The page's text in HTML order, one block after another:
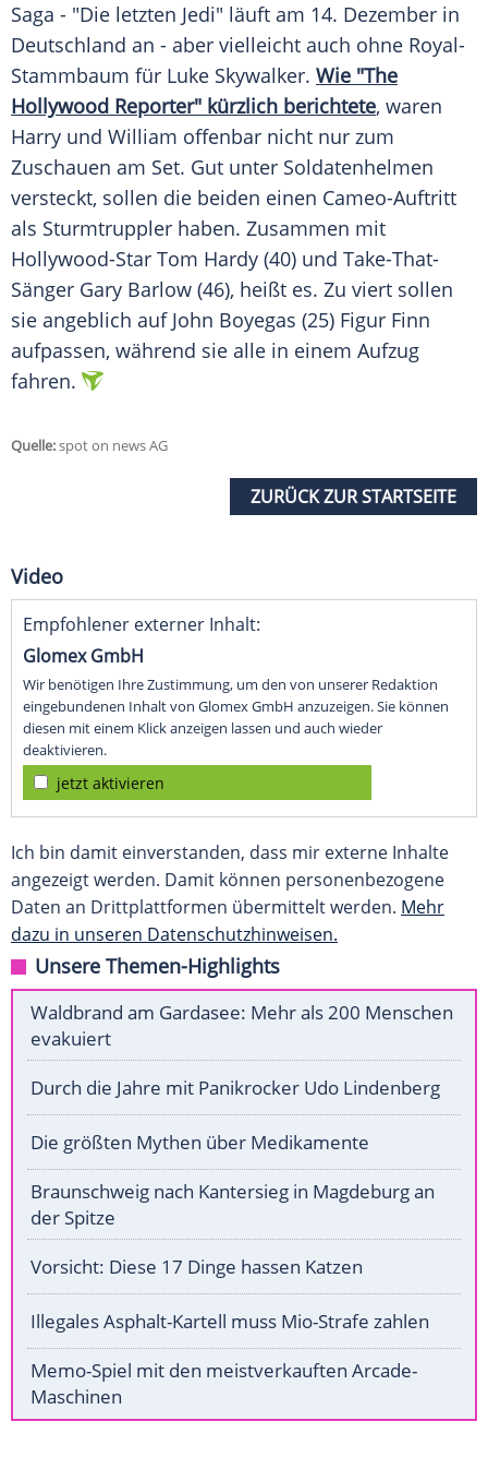
Saga - "Die letzten Jedi" läuft am 14. Dezember in
Deutschland an - aber vielleicht auch ohne Royal-
Stammbaum für Luke Skywalker. Wie "The
Hollywood Reporter" kürzlich berichtete, waren
Harry und William offenbar nicht nur zum
Zuschauen am Set. Gut unter Soldatenhelmen
versteckt, sollen die beiden einen Cameo-Auftritt
als Sturmtruppler haben. Zusammen mit
Hollywood-Star Tom Hardy (40) und Take-That-
Sänger Gary Barlow (46), heißt es. Zu viert sollen
sie angeblich auf John Boyegas (25) Figur Finn
aufpassen, während sie alle in einem Aufzug
fahren.
Quelle:spot on news AG
ZURÜCK ZUR STARTSEITE
Video
Empfohlener externer Inhalt:
Glomex GmbH
Wir benötigen Ihre Zustimmung, um den von unserer Redaktion
eingebundenen Inhalt von Glomex GmbH anzuzeigen. Sie können
diesen mit einem Klick anzeigen lassen und auch wieder
deaktivieren.
jetzt aktivieren
Ich bin damit einverstanden, dass mir externe Inhalte
angezeigt werden. Damit können personenbezogene
Daten an Drittplattformen übermittelt werden. Mehr
dazu in unseren Datenschutzhinweisen.
Unsere Themen-Highlights
Waldbrand am Gardasee: Mehr als 200 Menschen
evakuiert
Durch die Jahre mit Panikrocker Udo Lindenberg
Die größten Mythen über Medikamente
Braunschweig nach Kantersieg in Magdeburg an
der Spitze
Vorsicht: Diese 17 Dinge hassen Katzen
Illegales Asphalt-Kartell muss Mio-Strafe zahlen
Memo-Spiel mit den meistverkauften Arcade-
Maschinen